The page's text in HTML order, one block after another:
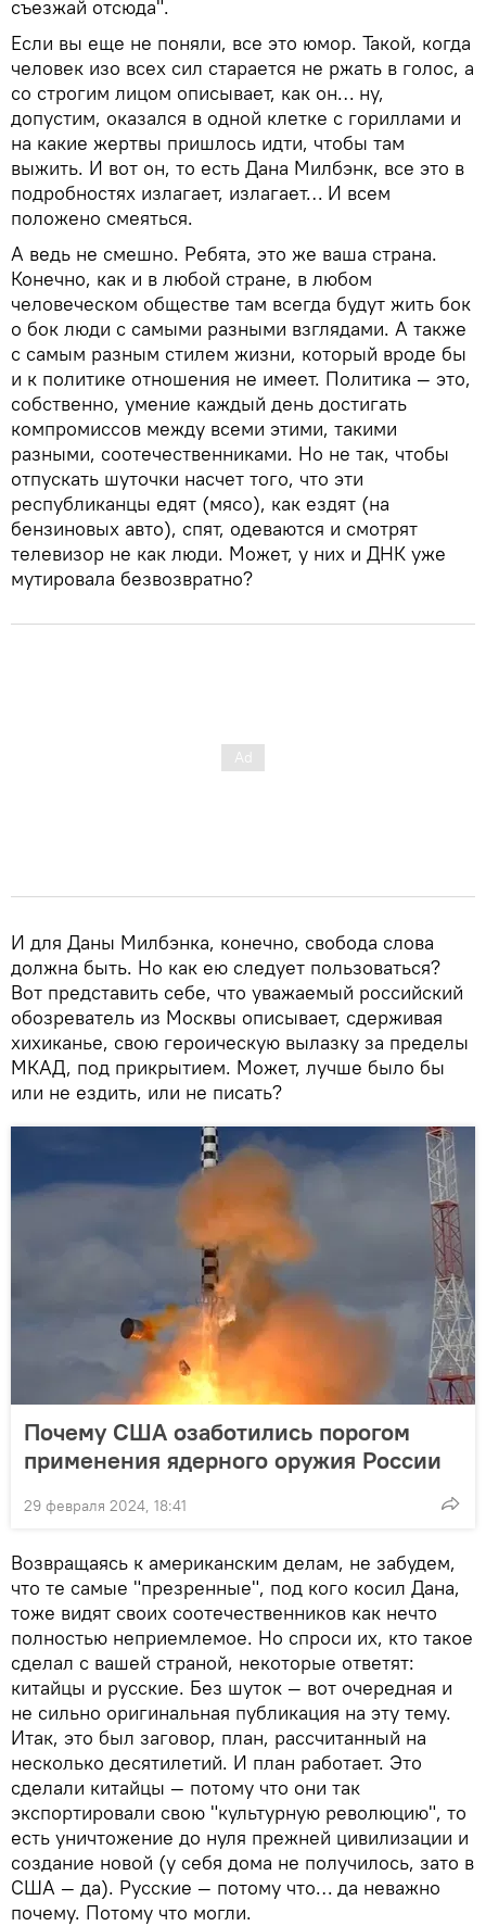
съезжай отсюда".
Если вы еще не поняли, все это юмор. Такой, когда
человек изо всех сил старается не ржать в голос, а
со строгим лицом описывает, как он… ну,
допустим, оказался в одной клетке с гориллами и
на какие жертвы пришлось идти, чтобы там
выжить. И вот он, то есть Дана Милбэнк, все это в
подробностях излагает, излагает… И всем
положено смеяться.
А ведь не смешно. Ребята, это же ваша страна.
Конечно, как и в любой стране, в любом
человеческом обществе там всегда будут жить бок
о бок люди с самыми разными взглядами. А также
с самым разным стилем жизни, который вроде бы
и к политике отношения не имеет. Политика — это,
собственно, умение каждый день достигать
компромиссов между всеми этими, такими
разными, соотечественниками. Но не так, чтобы
отпускать шуточки насчет того, что эти
республиканцы едят (мясо), как ездят (на
бензиновых авто), спят, одеваются и смотрят
телевизор не как люди. Может, у них и ДНК уже
мутировала безвозвратно?
И для Даны Милбэнка, конечно, свобода слова
должна быть. Но как ею следует пользоваться?
Вот представить себе, что уважаемый российский
обозреватель из Москвы описывает, сдерживая
хихиканье, свою героическую вылазку за пределы
МКАД, под прикрытием. Может, лучше было бы
или не ездить, или не писать?
Почему США озаботились порогом
применения ядерного оружия России
29 февраля 2024, 18:41
Возвращаясь к американским делам, не забудем,
что те самые "презренные", под кого косил Дана,
тоже видят своих соотечественников как нечто
полностью неприемлемое. Но спроси их, кто такое
сделал с вашей страной, некоторые ответят:
китайцы и русские. Без шуток — вот очередная и
не сильно оригинальная публикация на эту тему.
Итак, это был заговор, план, рассчитанный на
несколько десятилетий. И план работает. Это
сделали китайцы — потому что они так
экспортировали свою "культурную революцию", то
есть уничтожение до нуля прежней цивилизации и
создание новой (у себя дома не получилось, зато в
США — да). Русские — потому что… да неважно
почему. Потому что могли.